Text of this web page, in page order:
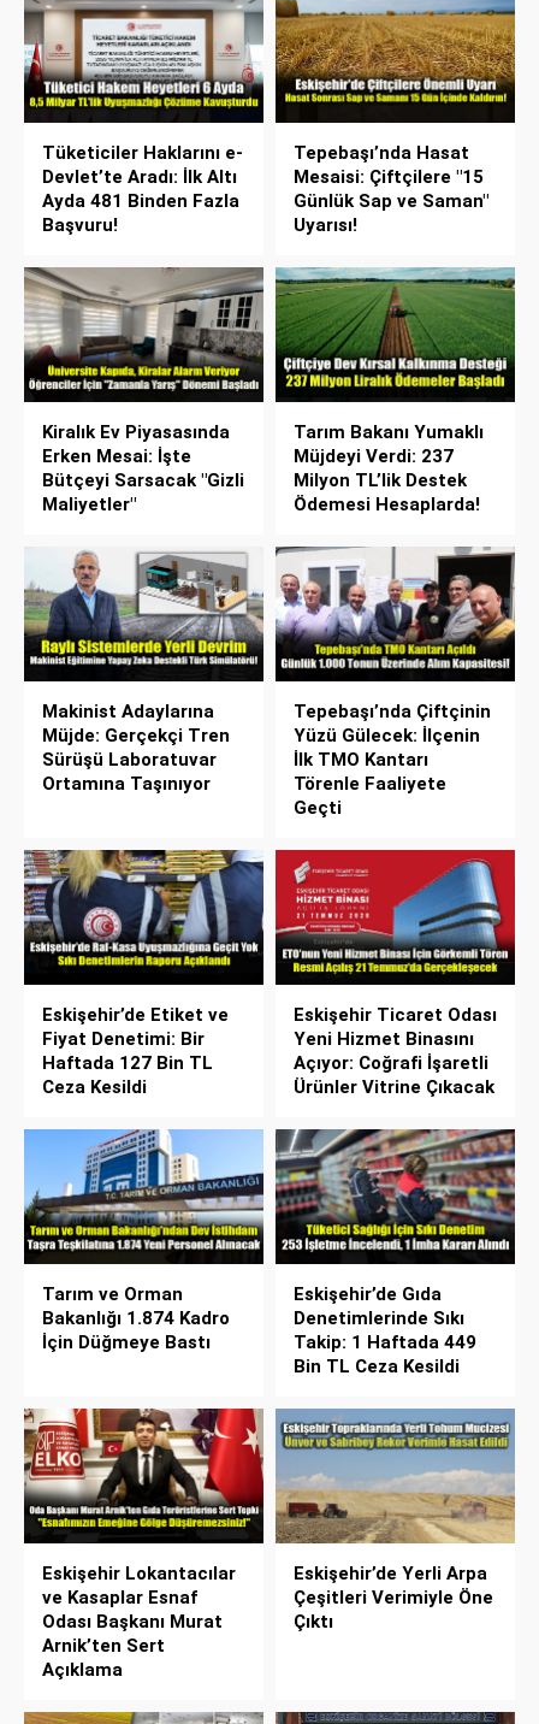
Tüketiciler Haklarını e-
Devlet’te Aradı: İlk Altı
Ayda 481 Binden Fazla
Başvuru!
Tepebaşı’nda Hasat
Mesaisi: Çiftçilere "15
Günlük Sap ve Saman"
Uyarısı!
Kiralık Ev Piyasasında
Erken Mesai: İşte
Bütçeyi Sarsacak "Gizli
Maliyetler"
Tarım Bakanı Yumaklı
Müjdeyi Verdi: 237
Milyon TL’lik Destek
Ödemesi Hesaplarda!
Makinist Adaylarına
Müjde: Gerçekçi Tren
Sürüşü Laboratuvar
Ortamına Taşınıyor
Tepebaşı’nda Çiftçinin
Yüzü Gülecek: İlçenin
İlk TMO Kantarı
Törenle Faaliyete
Geçti
Eskişehir’de Etiket ve
Fiyat Denetimi: Bir
Haftada 127 Bin TL
Ceza Kesildi
Eskişehir Ticaret Odası
Yeni Hizmet Binasını
Açıyor: Coğrafi İşaretli
Ürünler Vitrine Çıkacak
Tarım ve Orman
Bakanlığı 1.874 Kadro
İçin Düğmeye Bastı
Eskişehir’de Gıda
Denetimlerinde Sıkı
Takip: 1 Haftada 449
Bin TL Ceza Kesildi
Eskişehir Lokantacılar
ve Kasaplar Esnaf
Odası Başkanı Murat
Arnik’ten Sert
Açıklama
Eskişehir’de Yerli Arpa
Çeşitleri Verimiyle Öne
Çıktı